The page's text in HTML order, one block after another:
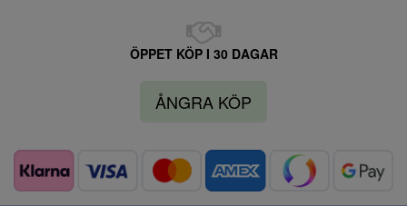
ÖPPET KÖP I 30 DAGAR
ÅNGRA KÖP